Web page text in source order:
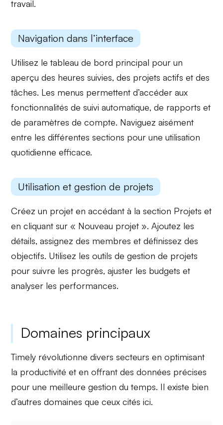
travail.
Navigation dans l’interface
Utilisez le tableau de bord principal pour un
aperçu des heures suivies, des projets actifs et des
tâches. Les menus permettent d’accéder aux
fonctionnalités desuivi automatique, de rapports et
de paramètres de compte. Naviguez aisément
entre les différentes sections pour une utilisation
quotidienne efficace.
Utilisation et gestion de projets
Créez un projet en accédant à la section Projets et
en cliquant sur « Nouveau projet ». Ajoutez les
détails, assignez des membres et définissez des
objectifs. Utilisez les outils de gestion de projets
pour suivre les progrès, ajuster les budgets et
analyser les performances.
Domaines principaux
Timely révolutionne divers secteurs en optimisant
la productivité et en offrant desdonnées précises
pour une meilleure gestion du temps. Il existe bien
d’autres domaines que ceux cités ici.